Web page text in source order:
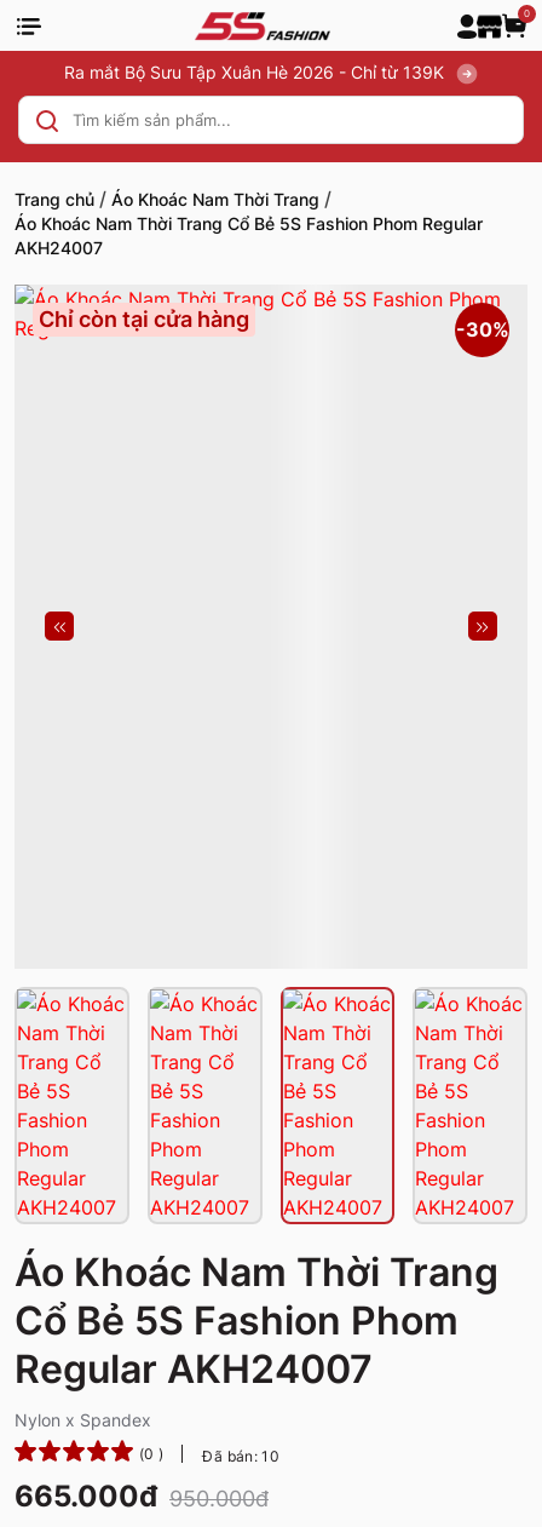
0
Ra mắt Bộ Sưu Tập Xuân Hè 2026 - Chỉ từ 139K
Trang chủ / Áo Khoác Nam Thời Trang /
Áo Khoác Nam Thời Trang Cổ Bẻ 5S Fashion Phom Regular
AKH24007
Chỉ còn tại cửa hàng -30%
Áo Khoác Nam Thời Trang
Cổ Bẻ 5S Fashion Phom
Regular AKH24007
Nylon x Spandex
(0 ) Đã bán: 10
665.000đ 950.000đ